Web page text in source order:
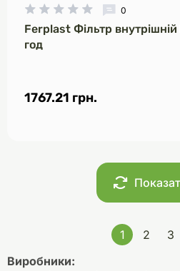
0
Ferplast Фільтр
год
1767.21 грн.
1 2
3
Виробники: